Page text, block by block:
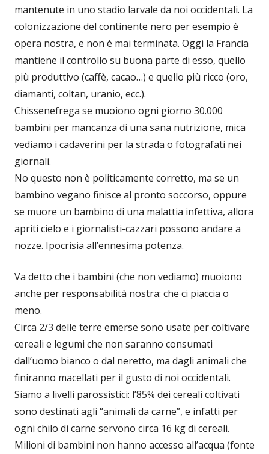
mantenute in uno stadio larvale da noi occidentali. La
colonizzazione del continente nero per esempio è
opera nostra, e non è mai terminata. Oggi la Francia
mantiene il controllo su buona parte di esso, quello
più produttivo (caffè, cacao…) e quello più ricco (oro,
diamanti, coltan, uranio, ecc.).
Chissenefrega se muoiono ogni giorno 30.000
bambini per mancanza di una sana nutrizione, mica
vediamo i cadaverini per la strada o fotografati nei
giornali.
No questo non è politicamente corretto, ma se un
bambino vegano finisce al pronto soccorso, oppure
se muore un bambino di una malattia infettiva, allora
apriti cielo e i giornalisti-cazzari possono andare a
nozze. Ipocrisia all’ennesima potenza.
Va detto che i bambini (che non vediamo) muoiono
anche per responsabilità nostra: che ci piaccia o
meno.
Circa 2/3 delle terre emerse sono usate per coltivare
cereali e legumi che non saranno consumati
dall’uomo bianco o dal neretto, ma dagli animali che
finiranno macellati per il gusto di noi occidentali.
Siamo a livelli parossistici: l’85% dei cereali coltivati
sono destinati agli “animali da carne”, e infatti per
ogni chilo di carne servono circa 16 kg di cereali.
Milioni di bambini non hanno accesso all’acqua (fonte